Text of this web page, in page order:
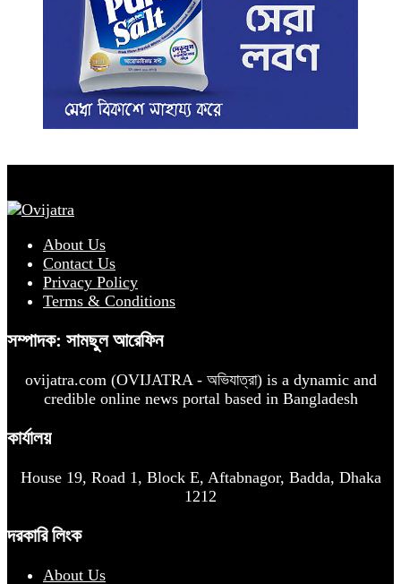
About Us
Contact Us
Privacy Policy
Terms & Conditions
সম্পাদক: সামছুল আরেফিন
ovijatra.com (OVIJATRA - অভিযাত্রা) is a dynamic and
credible online news portal based in Bangladesh
কার্যালয়
House 19, Road 1, Block E, Aftabnagor, Badda, Dhaka
1212
দরকারি লিংক
About Us